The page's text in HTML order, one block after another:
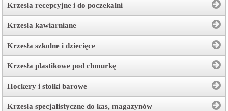
Krzesła recepcyjne i do poczekalni
Krzesła kawiarniane
Krzesła szkolne i dziecięce
Krzesła plastikowe pod chmurkę
Hockery i stołki barowe
Krzesła specjalistyczne do kas, magazynów